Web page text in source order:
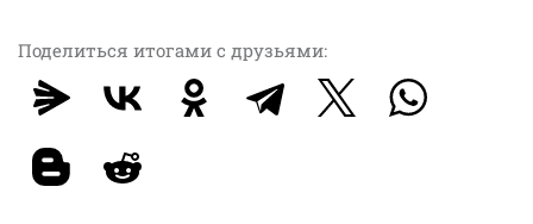
Поделиться итогами с друзьями: